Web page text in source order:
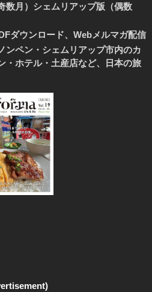
数月）シェムリアップ版（偶数
ダウンロード、Webメルマガ配信
ンペン・シェムリアップ市内のカ
・ホテル・土産店など、日本の旅